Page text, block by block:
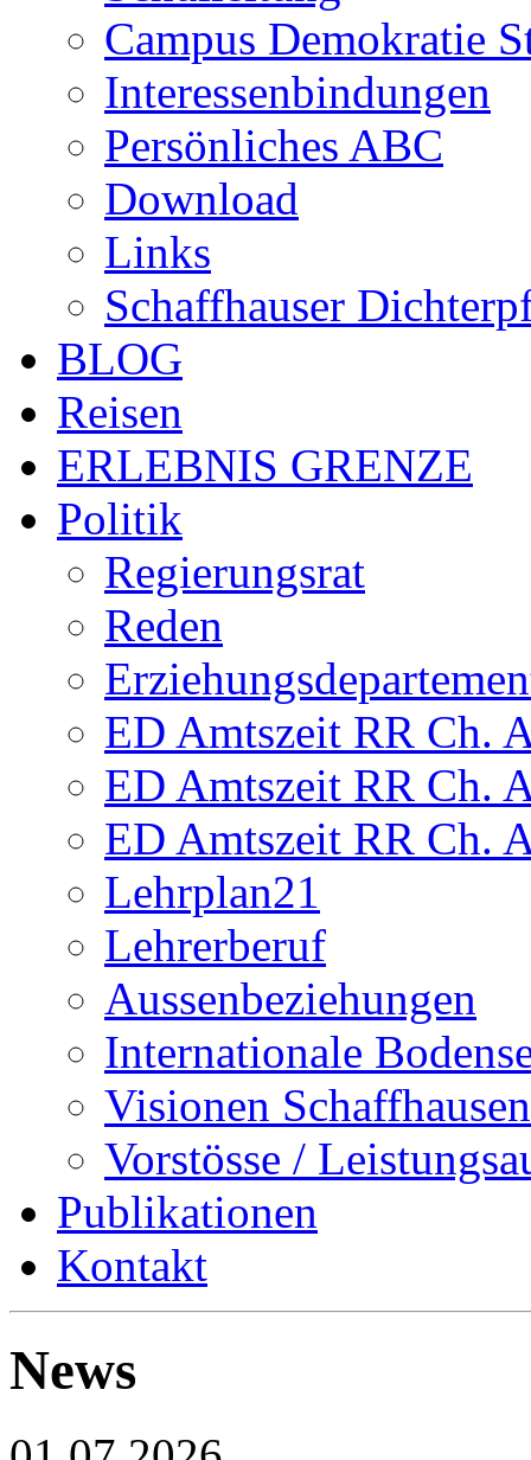
Campus Demokratie
Interessenbindungen
Persönliches ABC
Download
Links
Schaffhauser
BLOG
Reisen
ERLEBNIS GRENZE
Politik
Regierungsrat
Reden
ED Amtszeit RR Ch.
ED Amtszeit RR Ch.
ED Amtszeit RR Ch.
Lehrplan21
Lehrerberuf
Aussenbeziehungen
Internationale
Visionen Schaffhausen
Vorstösse /
Publikationen
Kontakt
News